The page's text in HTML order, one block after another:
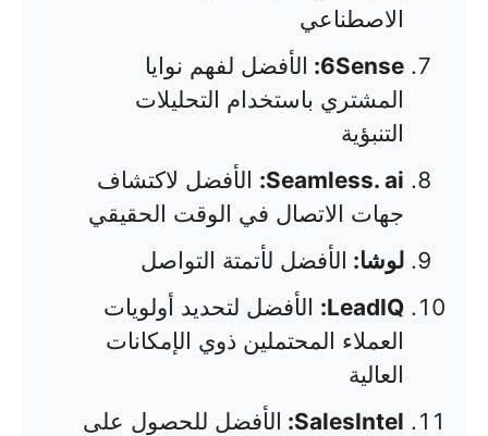
الاصطناعي
6Sense: الأفضل لفهم نوايا
المشتري باستخدام التحليلات
التنبؤية
Seamless. ai: الأفضل لاكتشاف
جهات الاتصال في الوقت الحقيقي
لوشا: الأفضل لأتمتة التواصل
LeadIQ: الأفضل لتحديد أولويات
العملاء المحتملين ذوي الإمكانات
العالية
SalesIntel: الأفضل للحصول على